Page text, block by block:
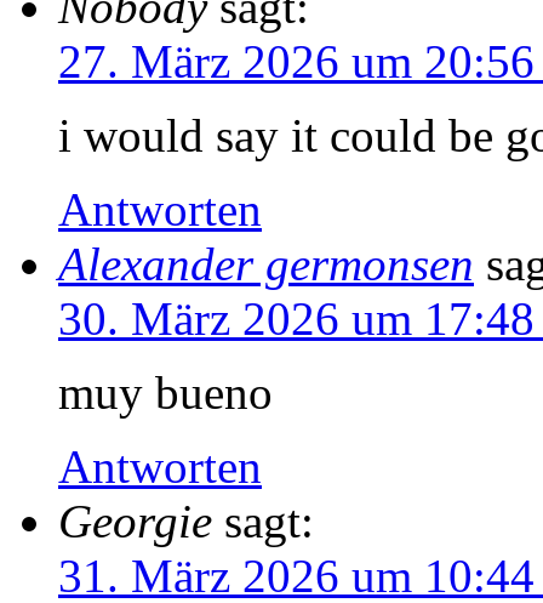
27. März 2026 um
i would say it could be
Antworten
Alexander germonsen
30. März 2026 um
muy bueno
Antworten
Georgie sagt:
31. März 2026 um